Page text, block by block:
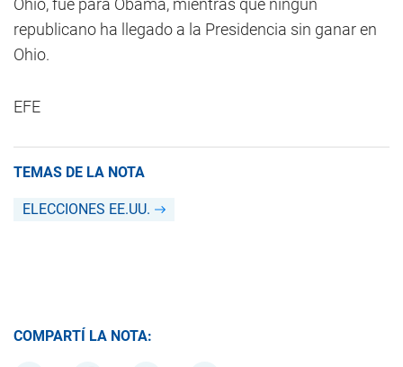
Ohio, fue para Obama, mientras que ningún
republicano ha llegado a la Presidencia sin ganar en
Ohio.
EFE
TEMAS DE LA NOTA
ELECCIONES EE.UU.
COMPARTÍ LA NOTA: